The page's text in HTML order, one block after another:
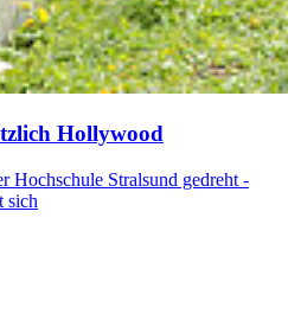
Hol­ly­wood
Hochschule Stralsund gedreht -
sich